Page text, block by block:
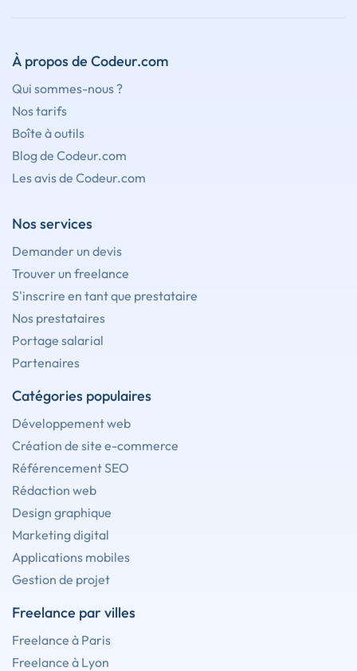
À propos de Codeur.com
Qui sommes-nous ?
Nos tarifs
Boîte à outils
Blog de Codeur.com
Les avis de Codeur.com
Nos services
Demander un devis
Trouver un freelance
S'inscrire en tant que prestataire
Nos prestataires
Portage salarial
Partenaires
Catégories populaires
Développement web
Création de site e-commerce
Référencement SEO
Rédaction web
Design graphique
Marketing digital
Applications mobiles
Gestion de projet
Freelance par villes
Freelance à Paris
Freelance à Lyon